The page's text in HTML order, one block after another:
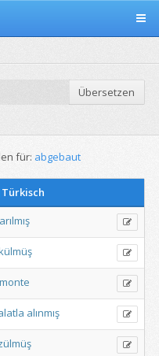
Übersetzen
für: abgebaut
Türkisch
alınmış